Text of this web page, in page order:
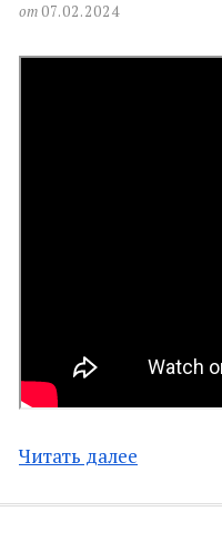
от07.02.2024
Читать далее